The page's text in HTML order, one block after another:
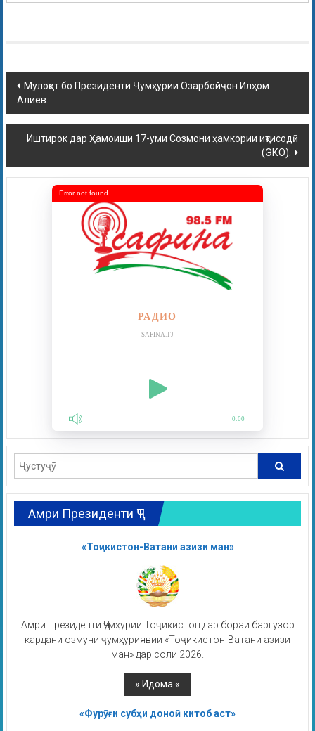
Мулоқот бо Президенти Ҷумҳурии Озарбойҷон Илҳом
Алиев.
Иштирок дар Ҳамоиши 17-уми Созмони ҳамкории иқтисодӣ
(ЭКО).
РАДИО
SAFINA.TJ
0:00
Error not found
Амри Президенти ҶТ
«Тоҷикистон-Ватани азизи ман»
Амри Президенти Ҷумҳурии Тоҷикистон дар бораи баргузор
кардани озмуни ҷумҳуриявии «Тоҷикистон-Ватани азизи
ман» дар соли 2026.
«Фурӯғи субҳи доноӣ китоб аст»